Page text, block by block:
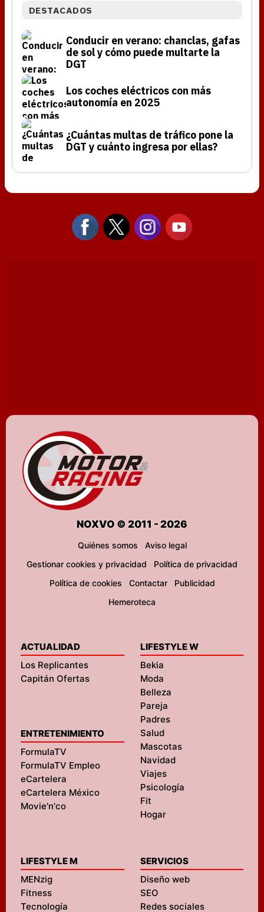
DESTACADOS
Conducir en verano: chanclas, gafas
de sol y cómo puede multarte la
DGT
Los coches eléctricos con más
autonomía en 2025
¿Cuántas multas de tráfico pone la
DGT y cuánto ingresa por ellas?
NOXVO © 2011 - 2026
Quiénes somos
Aviso legal
Gestionar cookies y privacidad
Política de privacidad
Política de cookies
Contactar
Publicidad
Hemeroteca
ACTUALIDAD
Los Replicantes
Capitán Ofertas
ENTRETENIMIENTO
FormulaTV
FormulaTV Empleo
eCartelera
eCartelera México
Movie'n'co
LIFESTYLE W
Bekia
Moda
Belleza
Pareja
Padres
Salud
Mascotas
Navidad
Viajes
Psicología
Fit
Hogar
LIFESTYLE M
MENzig
Fitness
Tecnología
SERVICIOS
Diseño web
SEO
Redes sociales